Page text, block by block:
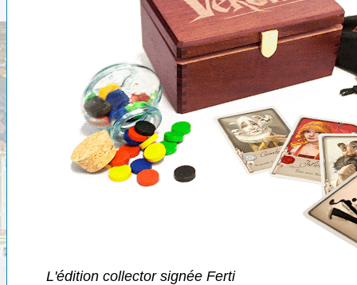
L'édition collector signée Ferti